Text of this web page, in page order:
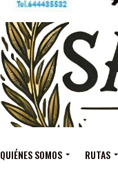
QUIÉNES SOMOS RUTAS